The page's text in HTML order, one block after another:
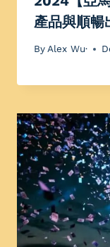
產品與順暢
By Alex Wu·